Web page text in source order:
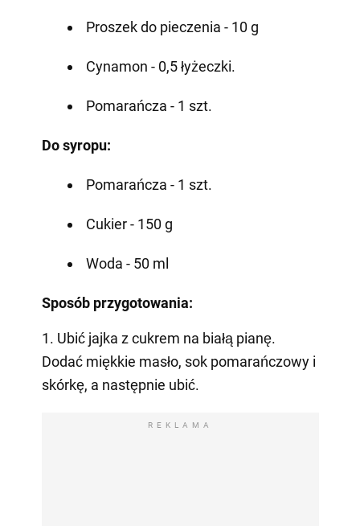
Proszek do pieczenia - 10 g
Cynamon - 0,5 łyżeczki.
Pomarańcza - 1 szt.
Do syropu:
Pomarańcza - 1 szt.
Cukier - 150 g
Woda - 50 ml
Sposób przygotowania:
1. Ubić jajka z cukrem na białą pianę.
Dodać miękkie masło, sok pomarańczowy i
skórkę, a następnie ubić.
REKLAMA